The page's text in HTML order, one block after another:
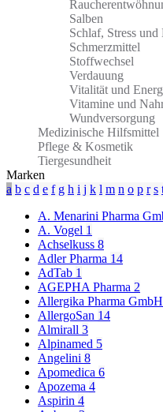
Salben
Schlaf, Stress
Schmerzmittel
Stoffwechsel
Verdauung
Vitalität und
Vitamine und
Wundversorgung
Medizinische Hilfsmittel
Pflege & Kosmetik
Tiergesundheit
Marken
a b c d e f g h i j k l m n o p r s
A. Menarini Pharma
A. Vogel 1
Achselkuss 8
Adler Pharma 14
AdTab 1
AGEPHA Pharma 2
Allergika Pharma GmbH
AllergoSan 14
Almirall 3
Alpinamed 5
Angelini 8
Apomedica 6
Apozema 4
Aspirin 4